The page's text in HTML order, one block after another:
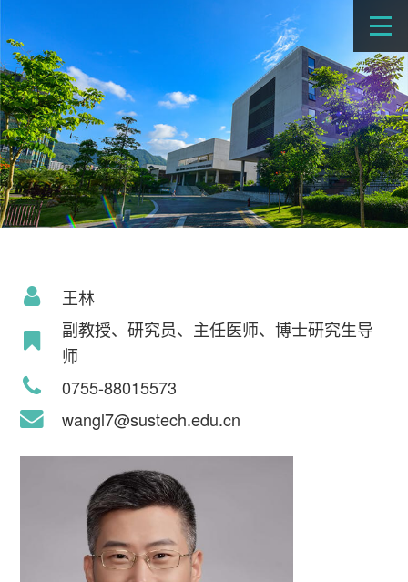
王林
副教授、研究员、主任医师、博士研究生导
师
0755-88015573
wangl7@sustech.edu.cn